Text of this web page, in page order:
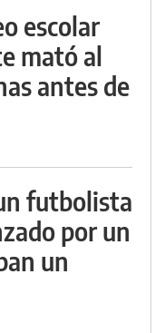
escolar
mató al
antes de
futbolista
por un
un